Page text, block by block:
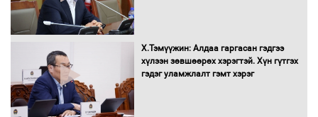
Н.Номтойбаяр: Аймгуудад тулгамдаж
буй асуудлуудыг Засгийн газрын
хуралдаанд танилцуулж,
Х.Тэмүүжин: Алдаа гаргасан гэдгээ
хүлээн зөвшөөрөх хэрэгтэй. Хүн гүтгэх
гэдэг уламжлалт гэмт хэрэг